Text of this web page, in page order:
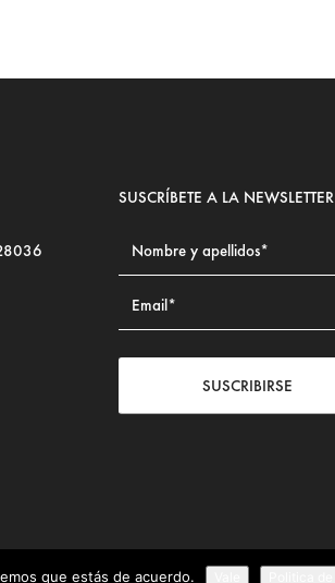
SUSCRÍBETE A LA NEWSLETTER
SUSCRIBIRSE
que estás de acuerdo.